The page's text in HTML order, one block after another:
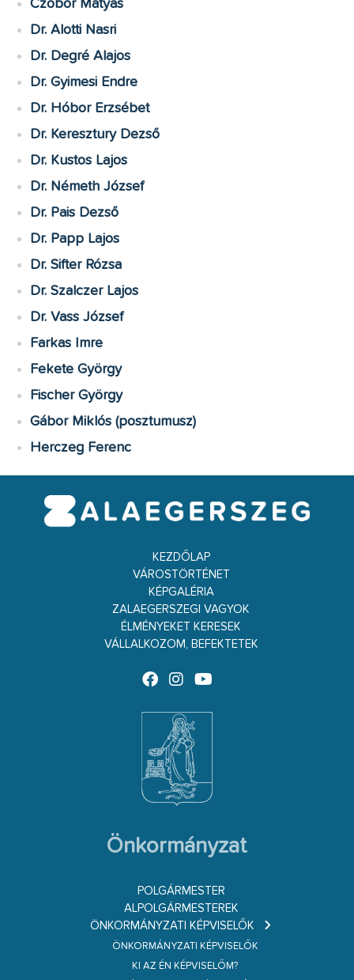
Czobor Mátyás
Dr. Alotti Nasri
Dr. Degré Alajos
Dr. Gyimesi Endre
Dr. Hóbor Erzsébet
Dr. Keresztury Dezső
Dr. Kustos Lajos
Dr. Németh József
Dr. Pais Dezső
Dr. Papp Lajos
Dr. Sifter Rózsa
Dr. Szalczer Lajos
Dr. Vass József
Farkas Imre
Fekete György
Fischer György
Gábor Miklós (posztumusz)
Herczeg Ferenc
KEZDŐLAP
VÁROSTÖRTÉNET
KÉPGALÉRIA
ZALAEGERSZEGI VAGYOK
ÉLMÉNYEKET KERESEK
VÁLLALKOZOM, BEFEKTETEK
Önkormányzat
POLGÁRMESTER
ALPOLGÁRMESTEREK
ÖNKORMÁNYZATI KÉPVISELŐK
ÖNKORMÁNYZATI KÉPVISELŐK
KI AZ ÉN KÉPVISELŐM?